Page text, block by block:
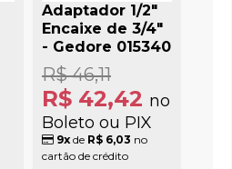
Adaptador 1/2"
Encaixe de 3/4"
- Gedore 015340
R$ 42,42 no
Boleto ou PIX
R$ 46,11
9xde R$ 6,03 no
cartão de crédito